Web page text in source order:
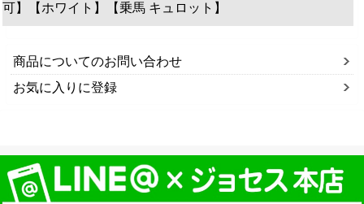
可】【ホワイト】【乗馬 キュロット】
商品についてのお問い合わせ
お気に入りに登録